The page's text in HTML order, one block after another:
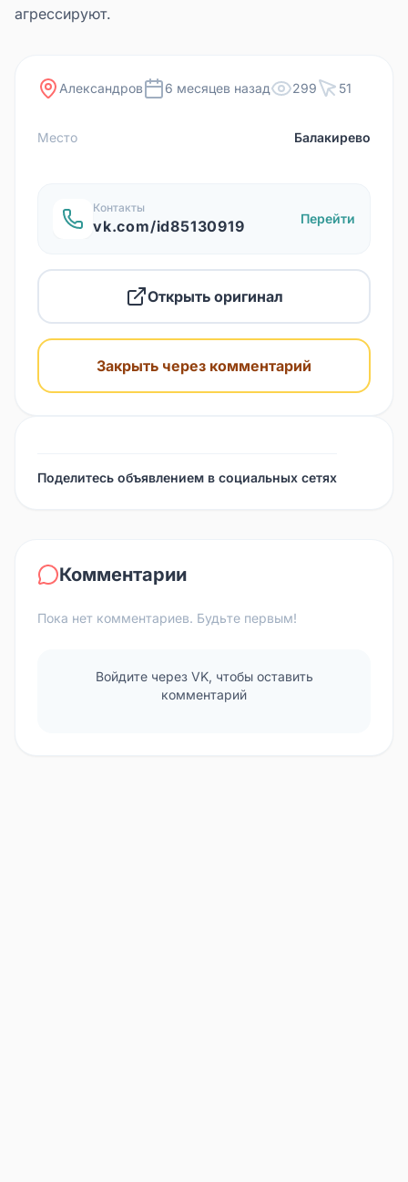
агрессируют.
Александров 6 месяцев назад 299 51
Место Балакирево
Контакты
vk.com/id85130919 Перейти
Открыть оригинал
Закрыть через комментарий
Поделитесь объявлением в социальных сетях
Комментарии
Пока нет комментариев. Будьте первым!
Войдите через VK, чтобы оставить
комментарий